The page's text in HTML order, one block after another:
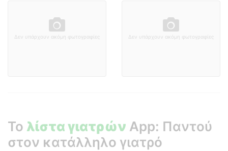
Δεν υπάρχουν ακόμη φωτογραφίες Δεν υπάρχουν ακόμη φωτογραφίες
Το λίστα γιατρών App: Παντού
στον κατάλληλο γιατρό